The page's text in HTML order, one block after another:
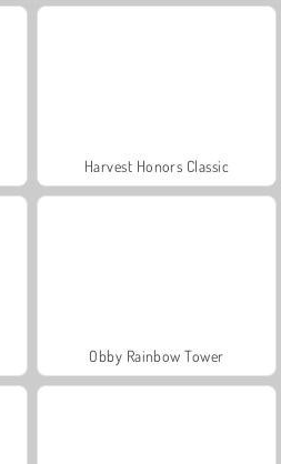
Harvest Honors Classic
Obby Rainbow Tower